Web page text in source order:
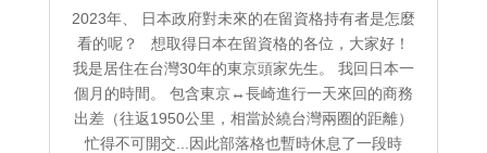
2023年、 日本政府對未來的在留資格持有者是怎麼
看的呢？ 想取得日本在留資格的各位，大家好！
我是居住在台灣30年的東京頭家先生。 我回日本一
個月的時間。 包含東京↔️長崎進行一天來回的商務
出差（往返1950公里，相當於繞台灣兩圈的距離）
忙得不可開交...因此部落格也暫時休息了一段時